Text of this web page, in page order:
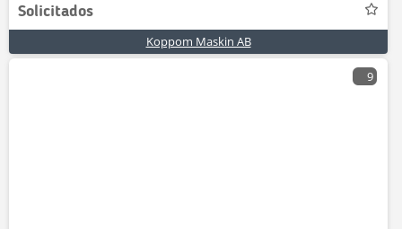
Solicitados
Koppom Maskin AB
9